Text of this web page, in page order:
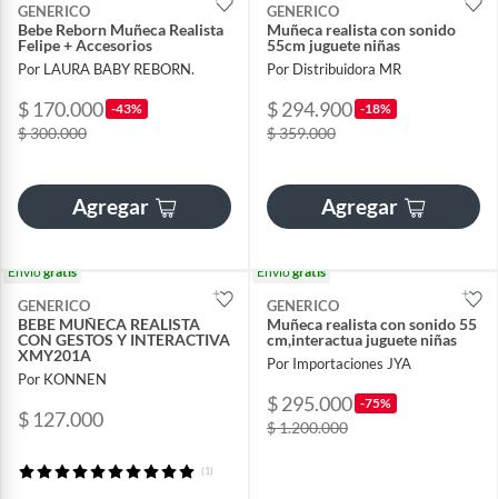
GENERICO
Bebe Reborn Muñeca Realista
Felipe + Accesorios
Por LAURA BABY REBORN.
$ 170.000 -43%
$ 300.000
Agregar
GENERICO
Muñeca realista con sonido
55cm juguete niñas
Por Distribuidora MR
$ 294.900 -18%
$ 359.000
Agregar
Envíogratis
GENERICO
BEBE MUÑECA REALISTA
CON GESTOS Y INTERACTIVA
XMY201A
Por KONNEN
$ 127.000
(1)
Envíogratis
GENERICO
Muñeca realista con sonido 55
cm,interactua juguete niñas
Por Importaciones JYA
$ 295.000 -75%
$ 1.200.000